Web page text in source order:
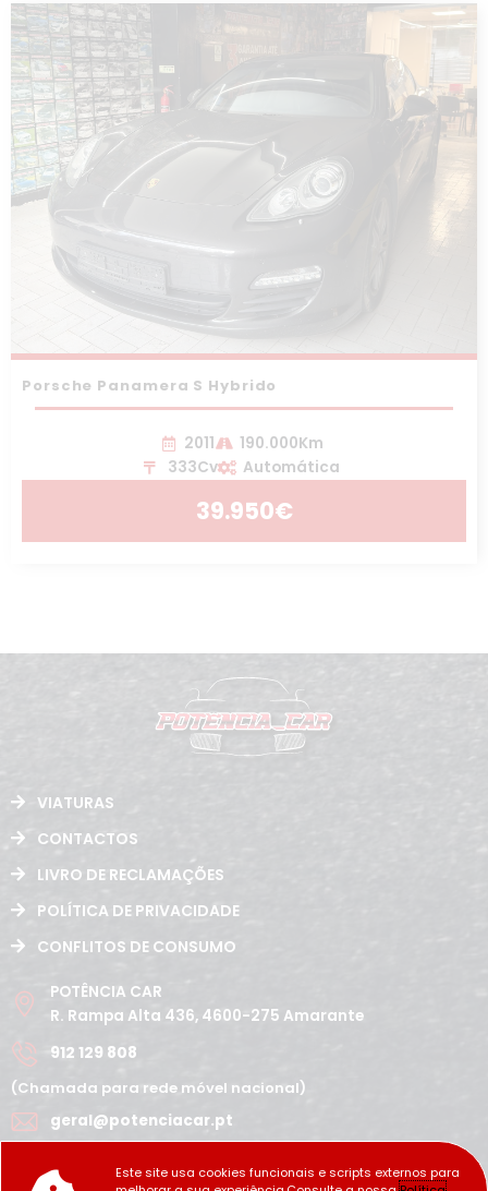
Porsche Panamera S Hybrido
2011
190.000Km
333Cv
Automática
39.950€
VIATURAS
CONTACTOS
LIVRO DE RECLAMAÇÕES
POLÍTICA DE PRIVACIDADE
CONFLITOS DE CONSUMO
POTÊNCIA CAR
R. Rampa Alta 436, 4600-275 Amarante
912 129 808
(Chamada para rede móvel nacional)
geral@potenciacar.pt
10:00h - 12:30h | 14h 19:30h
Este site usa cookies funcionais e scripts externos para